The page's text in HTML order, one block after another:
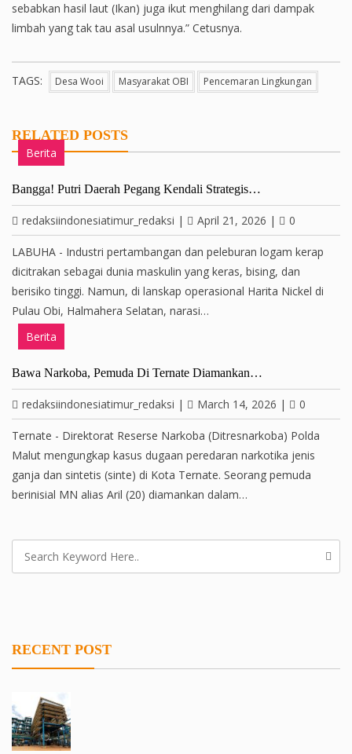
sebabkan hasil laut (Ikan) juga ikut menghilang dari dampak
limbah yang tak tau asal usulnnya.” Cetusnya.
TAGS: Desa Wooi Masyarakat OBI Pencemaran Lingkungan
RELATED POSTS
Berita
Bangga! Putri Daerah Pegang Kendali Strategis…
redaksiindonesiatimur_redaksi | April 21, 2026 | 0
LABUHA - Industri pertambangan dan peleburan logam kerap
dicitrakan sebagai dunia maskulin yang keras, bising, dan
berisiko tinggi. Namun, di lanskap operasional Harita Nickel di
Pulau Obi, Halmahera Selatan, narasi…
Berita
Bawa Narkoba, Pemuda Di Ternate Diamankan…
redaksiindonesiatimur_redaksi | March 14, 2026 | 0
Ternate - Direktorat Reserse Narkoba (Ditresnarkoba) Polda
Malut mengungkap kasus dugaan peredaran narkotika jenis
ganja dan sintetis (sinte) di Kota Ternate. Seorang pemuda
berinisial MN alias Aril (20) diamankan dalam…
RECENT POST